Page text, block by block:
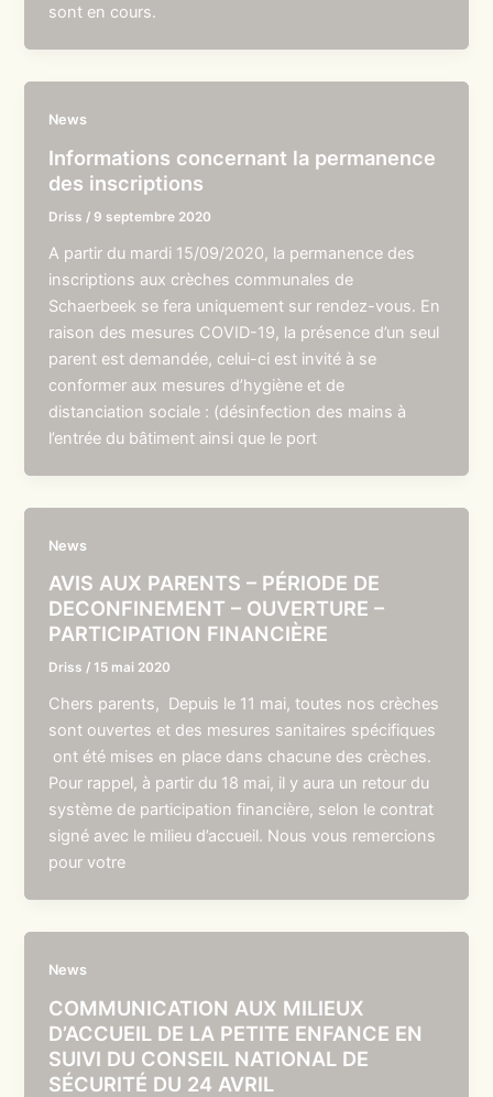
sont en cours.
News
Informations concernant la permanence
des inscriptions
Driss / 9 septembre 2020
A partir du mardi 15/09/2020, la permanence des
inscriptions aux crèches communales de
Schaerbeek se fera uniquement sur rendez-vous. En
raison des mesures COVID-19, la présence d’un seul
parent est demandée, celui-ci est invité à se
conformer aux mesures d’hygiène et de
distanciation sociale : (désinfection des mains à
l’entrée du bâtiment ainsi que le port
News
AVIS AUX PARENTS – PÉRIODE DE
DECONFINEMENT – OUVERTURE –
PARTICIPATION FINANCIÈRE
Driss /15 mai 2020
Chers parents, Depuis le 11 mai, toutes nos crèches
sont ouvertes et des mesures sanitaires spécifiques
ont été mises en place dans chacune des crèches.
Pour rappel, à partir du 18 mai, il y aura un retour du
système de participation financière, selon le contrat
signé avec le milieu d’accueil. Nous vous remercions
pour votre
News
COMMUNICATION AUX MILIEUX
D’ACCUEIL DE LA PETITE ENFANCE EN
SUIVI DU CONSEIL NATIONAL DE
SÉCURITÉ DU 24 AVRIL